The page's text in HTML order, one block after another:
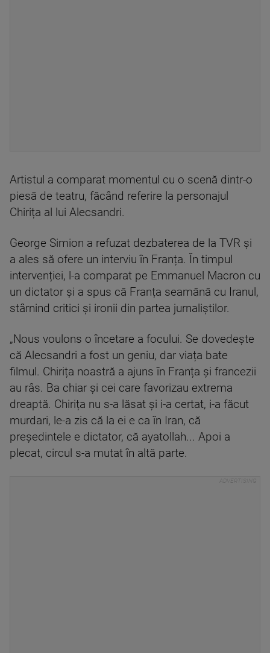
Artistul a comparat momentul cu o scenă dintr-o
piesă de teatru, făcând referire la personajul
Chirița al lui Alecsandri.
George Simion a refuzat dezbaterea de la TVR și
a ales să ofere un interviu în Franța. În timpul
intervenției, l-a comparat pe Emmanuel Macron cu
un dictator și a spus că Franța seamănă cu Iranul,
stârnind critici și ironii din partea jurnaliștilor.
„Nous voulons o încetare a focului. Se dovedește
că Alecsandri a fost un geniu, dar viața bate
filmul. Chirița noastră a ajuns în Franța și francezii
au râs. Ba chiar și cei care favorizau extrema
dreaptă. Chirița nu s-a lăsat și i-a certat, i-a făcut
murdari, le-a zis că la ei e ca în Iran, că
președintele e dictator, că ayatollah... Apoi a
plecat, circul s-a mutat în altă parte.